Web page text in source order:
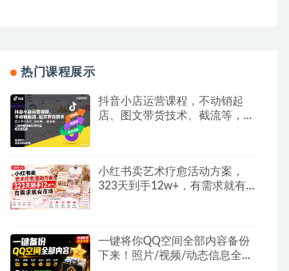
热门课程展示
抖音小店运营课程，不动销起
店、图文带货技术、截流等，三
小红书卖艺术疗愈活动方案，
323天到手12w+，有需求就有市
一键将你QQ空间全部内容备份
下来！照片/视频/动态信息全存